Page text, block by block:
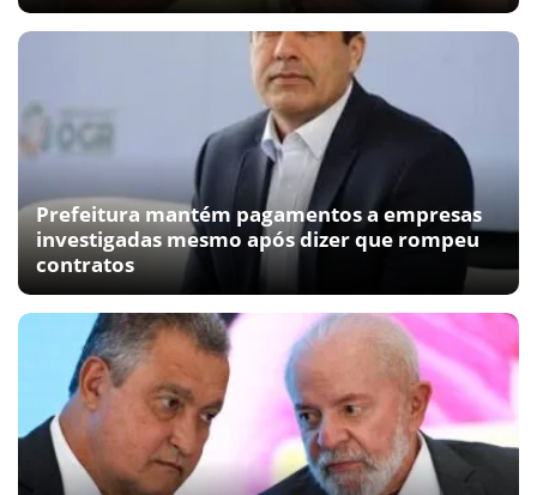
Prefeitura mantém pagamentos a empresas
investigadas mesmo após dizer que rompeu
contratos